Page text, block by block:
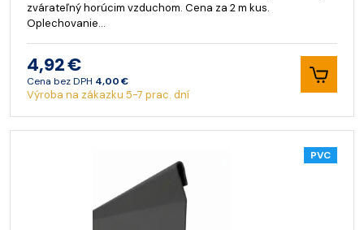
zvárateľný horúcim vzduchom. Cena za 2 m kus.
Oplechovanie…
4,92 €
Cena bez DPH 4,00 €
Výroba na zákazku 5-7 prac. dní
PVC